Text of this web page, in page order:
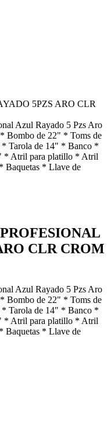
5PZS ARO CLR
Azul Rayado 5 Pzs Aro
Bombo de 22" * Toms de
Tarola de 14" * Banco *
* Atril para platillo * Atril
Baquetas * Llave de
CLR CROM
Azul Rayado 5 Pzs Aro
Bombo de 22" * Toms de
Tarola de 14" * Banco *
* Atril para platillo * Atril
Baquetas * Llave de